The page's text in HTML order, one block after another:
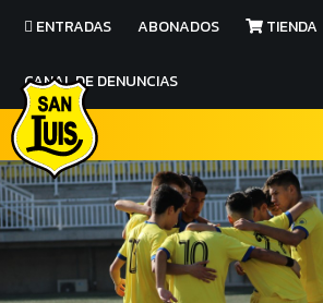
ENTRADAS ABONADOS TIENDA
CANAL DE DENUNCIAS